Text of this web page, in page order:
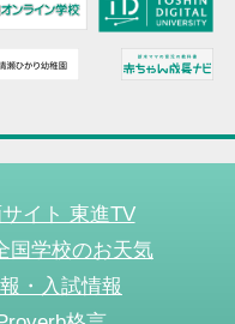
イト 東進TV
国学校のお天気
・入試情報